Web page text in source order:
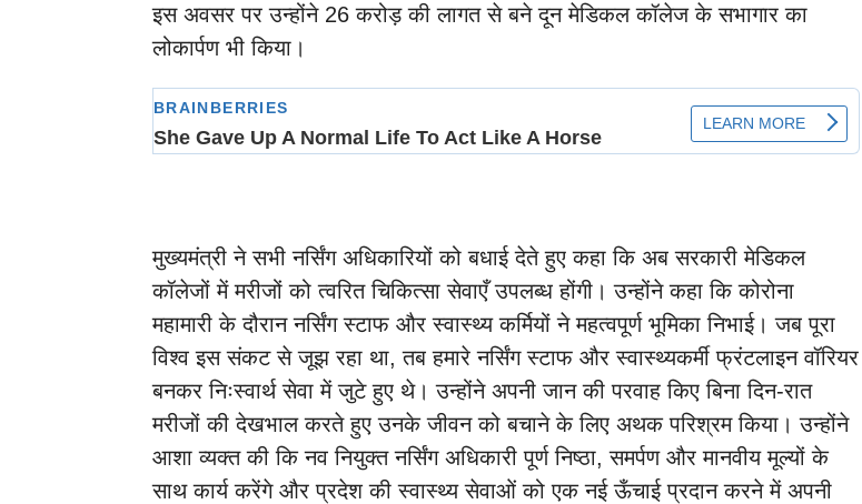
इस अवसर पर उन्होंने 26 करोड़ की लागत से बने दून मेडिकल कॉलेज के सभागार का
लोकार्पण भी किया।
मुख्यमंत्री ने सभी नर्सिंग अधिकारियों को बधाई देते हुए कहा कि अब सरकारी मेडिकल
कॉलेजों में मरीजों को त्वरित चिकित्सा सेवाएँ उपलब्ध होंगी। उन्होंने कहा कि कोरोना
महामारी के दौरान नर्सिंग स्टाफ और स्वास्थ्य कर्मियों ने महत्वपूर्ण भूमिका निभाई। जब पूरा
विश्व इस संकट से जूझ रहा था, तब हमारे नर्सिंग स्टाफ और स्वास्थ्यकर्मी फ्रंटलाइन वॉरियर
बनकर निःस्वार्थ सेवा में जुटे हुए थे। उन्होंने अपनी जान की परवाह किए बिना दिन-रात
मरीजों की देखभाल करते हुए उनके जीवन को बचाने के लिए अथक परिश्रम किया। उन्होंने
आशा व्यक्त की कि नव नियुक्त नर्सिंग अधिकारी पूर्ण निष्ठा, समर्पण और मानवीय मूल्यों के
साथ कार्य करेंगे और प्रदेश की स्वास्थ्य सेवाओं को एक नई ऊँचाई प्रदान करने में अपनी